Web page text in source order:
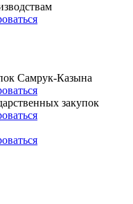
Самрук-Казына
закупок